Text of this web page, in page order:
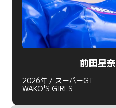
前田星奈
2026年 / スーパーGT
WAKO'S GIRLS